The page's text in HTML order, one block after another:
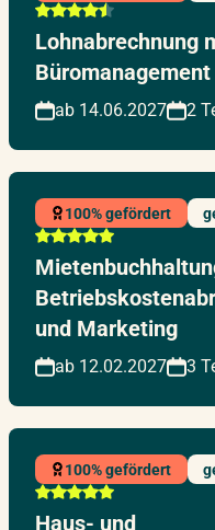
Lohnabrechnung
Büromanagement
ab 14.06.2027 2
100% gefördert
und Marketing
ab 12.02.2027 3
100% gefördert
Haus- und